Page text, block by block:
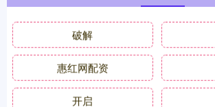
破解
惠红网配资
开启